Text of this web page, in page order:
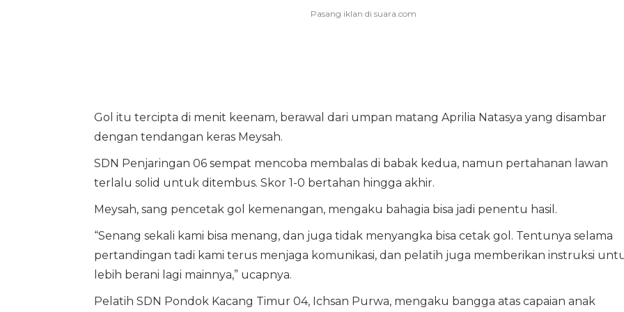
Gol itu tercipta di menit keenam, berawal dari umpan matang Aprilia Natasya yang disambar
dengan tendangan keras Meysah.
SDN Penjaringan 06 sempat mencoba membalas di babak kedua, namun pertahanan lawan
terlalu solid untuk ditembus. Skor 1-0 bertahan hingga akhir.
Meysah, sang pencetak gol kemenangan, mengaku bahagia bisa jadi penentu hasil.
“Senang sekali kami bisa menang, dan juga tidak menyangka bisa cetak gol. Tentunya selama
pertandingan tadi kami terus menjaga komunikasi, dan pelatih juga memberikan instruksi
lebih berani lagi mainnya,” ucapnya.
Pelatih SDN Pondok Kacang Timur 04, Ichsan Purwa, mengaku bangga atas capaian anak